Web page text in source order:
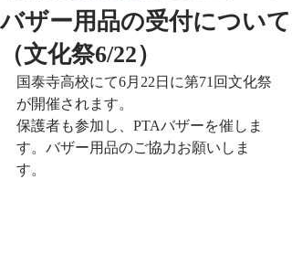
バザー用品の受付について
（文化祭6/22）
国泰寺高校にて6月22日に第71回文化祭
が開催されます。
保護者も参加し、PTAバザーを催しま
す。バザー用品のご協力お願いしま
す。